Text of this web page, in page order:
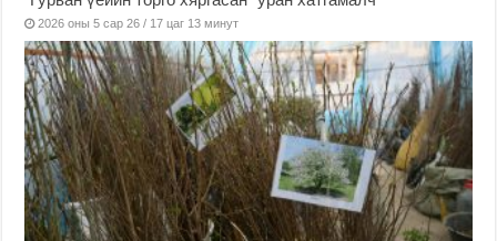
2026 оны 5 сар 26 / 17 цаг 13 минут